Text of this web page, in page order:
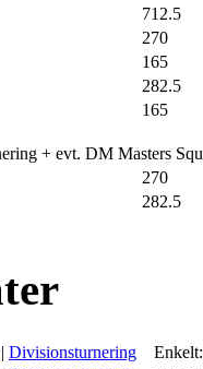
712.5
270
165
282.5
165
+ evt. DM Masters
270
282.5
| Divisionsturnering
Enkelt: